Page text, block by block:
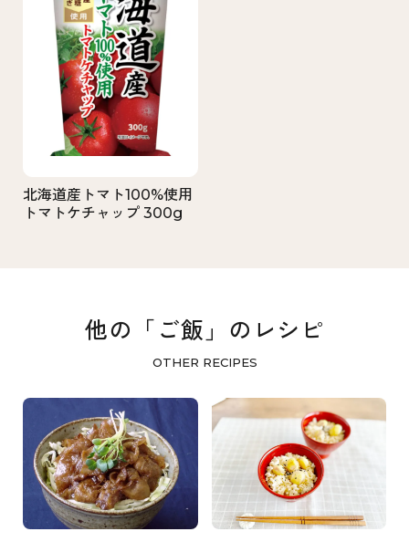
北海道産トマト100%使用
トマトケチャップ 300g
他の「ご飯」のレシピ
OTHER RECIPES